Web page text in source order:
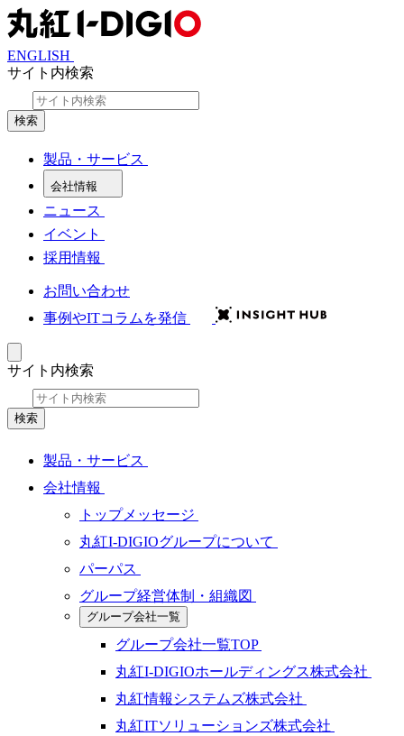
ENGLISH
サイト内検索
検索
製品・サービス
会社情報
ニュース
イベント
採用情報
お問い合わせ
事例やITコラムを発信
サイト内検索
検索
製品・サービス
会社情報
トップメッセージ
丸紅I-DIGIOグループについて
パーパス
グループ経営体制・組織図
グループ会社一覧
グループ会社一覧TOP
丸紅I-DIGIOホールディングス株式会社
丸紅情報システムズ株式会社
丸紅ITソリューションズ株式会社